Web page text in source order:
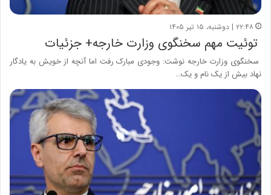
۲۲:۴۸ | دوشنبه، ۱۵ تیر ۱۴۰۵
توئیت مهم سخنگوی وزارت خارجه+ جزئیات
سخنگوی وزارت خارجه نوشت: وجودی مبارک رفت اما آنچه از خویش به یادگار
نهاد بیش از یک نام و یک…